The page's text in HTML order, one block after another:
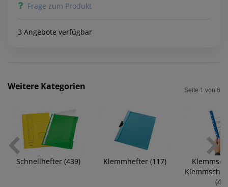
Frage zum Produkt
3 Angebote verfügbar
Weitere Kategorien
Schnellhefter (439) Klemmhefter (117)
(46)
Seite 1 von 6